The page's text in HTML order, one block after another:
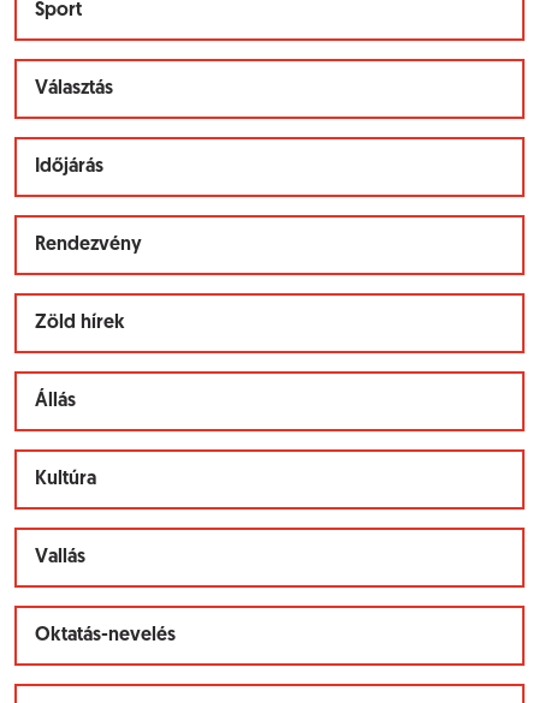
Sport
Választás
Időjárás
Rendezvény
Zöld hírek
Állás
Kultúra
Vallás
Oktatás-nevelés